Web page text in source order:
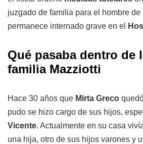
juzgado de familia para el hombre de
permanece internado grave en el
Qué pasaba dentro de
familia Mazziotti
Hace 30 años que Mirta Greco
pudo se hizo cargo de sus hijos,
Vicente. Actualmente en su casa
una hija, otro de sus hijos varones y